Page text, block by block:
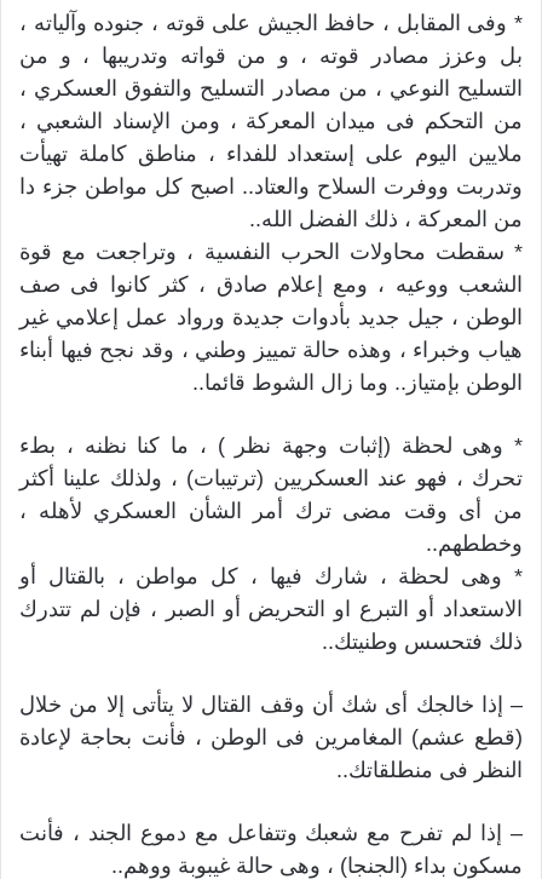
* وفى المقابل ، حافظ الجيش على قوته ، جنوده وآلياته ،
بل وعزز مصادر قوته ، و من قواته وتدريبها ، و من
التسليح النوعي ، من مصادر التسليح والتفوق العسكري ،
من التحكم فى ميدان المعركة ، ومن الإسناد الشعبي ،
ملايين اليوم على إستعداد للفداء ، مناطق كاملة تهيأت
وتدربت ووفرت السلاح والعتاد.. اصبح كل مواطن جزء دا
من المعركة ، ذلك الفضل الله..
* سقطت محاولات الحرب النفسية ، وتراجعت مع قوة
الشعب ووعيه ، ومع إعلام صادق ، كثر كانوا فى صف
الوطن ، جيل جديد بأدوات جديدة ورواد عمل إعلامي غير
هياب وخبراء ، وهذه حالة تمييز وطني ، وقد نجح فيها أبناء
الوطن بإمتياز.. وما زال الشوط قائما..
* وهى لحظة (إثبات وجهة نظر ) ، ما كنا نظنه ، بطء
تحرك ، فهو عند العسكريين (ترتيبات) ، ولذلك علينا أكثر
من أى وقت مضى ترك أمر الشأن العسكري لأهله ،
وخططهم..
* وهى لحظة ، شارك فيها ، كل مواطن ، بالقتال أو
الاستعداد أو التبرع او التحريض أو الصبر ، فإن لم تتدرك
ذلك فتحسس وطنيتك..
– إذا خالجك أى شك أن وقف القتال لا يتأتى إلا من خلال
(قطع عشم) المغامرين فى الوطن ، فأنت بحاجة لإعادة
النظر فى منطلقاتك..
– إذا لم تفرح مع شعبك وتتفاعل مع دموع الجند ، فأنت
مسكون بداء (الجنجا) ، وهى حالة غيبوبة ووهم..